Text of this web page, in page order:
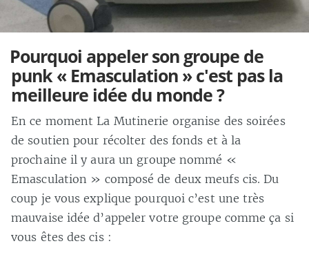
Pourquoi appeler son groupe de
punk « Emasculation » c'est pas la
meilleure idée du monde ?
En ce moment La Mutinerie organise des soirées
de soutien pour récolter des fonds et à la
prochaine il y aura un groupe nommé «
Emasculation » composé de deux meufs cis. Du
coup je vous explique pourquoi c’est une très
mauvaise idée d’appeler votre groupe comme ça si
vous êtes des cis :